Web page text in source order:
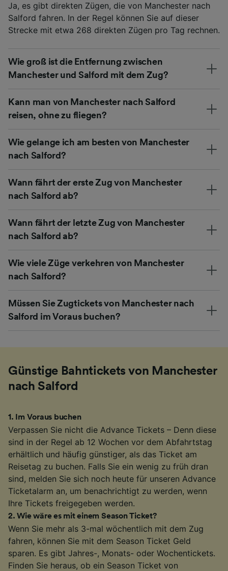
Ja, es gibt direkten Zügen, die von Manchester nach
Salford fahren. In der Regel können Sie auf dieser
Strecke mit etwa 268 direkten Zügen pro Tag rechnen.
Wie groß ist die Entfernung zwischen
Manchester und Salford mit dem Zug?
Kann man von Manchester nach Salford
reisen, ohne zu fliegen?
Wie gelange ich am besten von Manchester
nach Salford?
Wann fährt der erste Zug von Manchester
nach Salford ab?
Wann fährt der letzte Zug von Manchester
nach Salford ab?
Wie viele Züge verkehren von Manchester
nach Salford?
Müssen Sie Zugtickets von Manchester nach
Salford im Voraus buchen?
Günstige Bahntickets von Manchester
nach Salford
1 . Im Voraus buchen
Verpassen Sie nicht die Advance Tickets – Denn diese
sind in der Regel ab 12 Wochen vor dem Abfahrtstag
erhältlich und häufig günstiger, als das Ticket am
Reisetag zu buchen. Falls Sie ein wenig zu früh dran
sind, melden Sie sich noch heute für unseren Advance
Ticketalarm an, um benachrichtigt zu werden, wenn
Ihre Tickets freigegeben werden.
2.Wie wäre es mit einem Season Ticket?
Wenn Sie mehr als 3-mal wöchentlich mit dem Zug
fahren, können Sie mit dem Season Ticket Geld
sparen. Es gibt Jahres-, Monats- oder Wochentickets.
Finden Sie heraus, ob ein Season Ticket von